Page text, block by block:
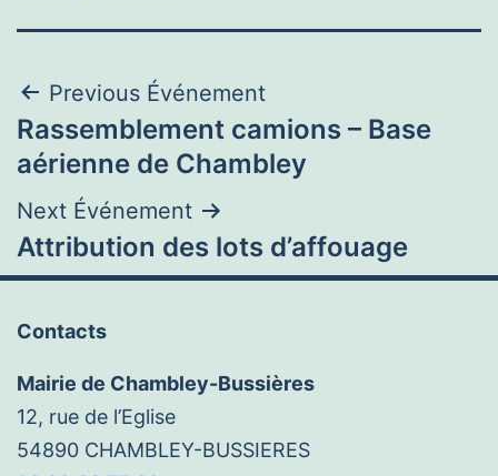
Navigation
de
l’article
Previous Événement
Rassemblement camions – Base
aérienne de Chambley
Next Événement
Attribution des lots d’affouage
Contacts
Mairie de Chambley-Bussières
12, rue de l’Eglise
54890 CHAMBLEY-BUSSIERES